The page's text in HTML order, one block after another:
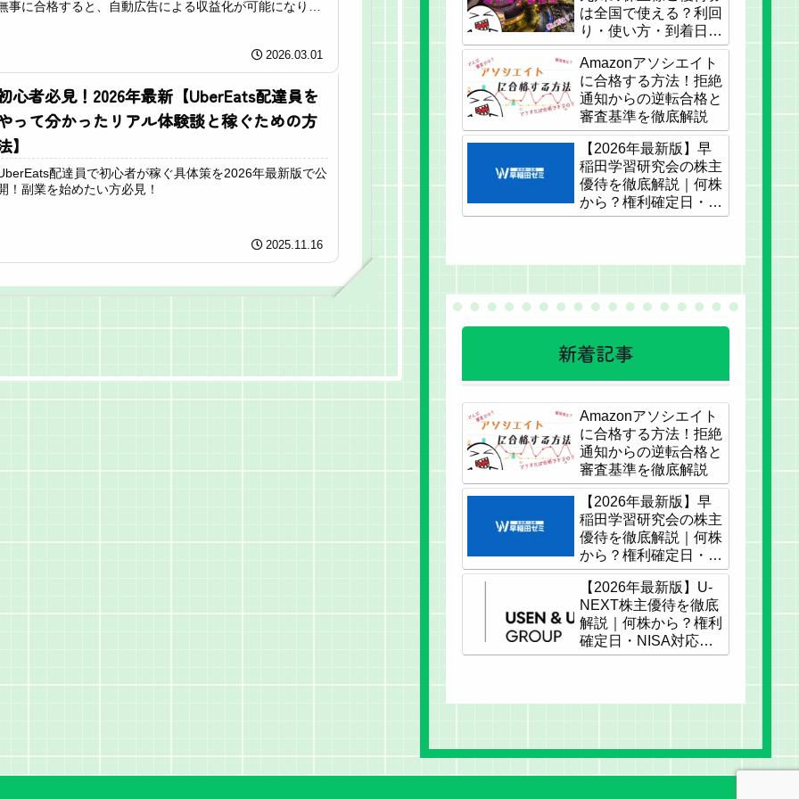
事に合格すると、自動広告による収益化が可能になりま
2026.03.01
心者必見！2026年最新【UberEats配達員を
って分かったリアル体験談と稼ぐための方
】
配達員で初心者が稼ぐ具体策を2026年最新版で公
！副業を始めたい方必見！
2025.11.16
は全国で使える？利回
り・使い方・到着日・
オーナーズカードとの
併用まで完全解説
Amazonアソシエイト
に合格する方法！拒絶
通知からの逆転合格と
審査基準を徹底解説
【2026年最新版】早
稲田学習研究会の株主
優待を徹底解説｜何株
から？権利確定日・
NISA対応
新着記事
Amazonアソシエイト
に合格する方法！拒絶
通知からの逆転合格と
審査基準を徹底解説
【2026年最新版】早
稲田学習研究会の株主
優待を徹底解説｜何株
から？権利確定日・
NISA対応
【2026年最新版】U-
NEXT株主優待を徹底
解説｜何株から？権利
確定日・NISA対応ま
で完全ガイド